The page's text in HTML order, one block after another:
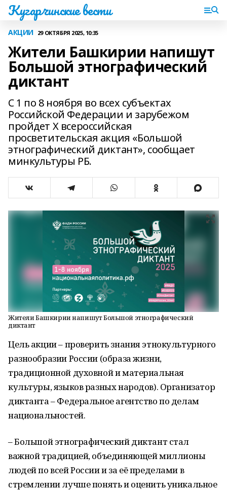
Кугарчинские вести
АКЦИИ 29 ОКТЯБРЯ 2025, 10:35
Жители Башкирии напишут
Большой этнографический
диктант
С 1 по 8 ноября во всех субъектах
Российской Федерации и зарубежом
пройдет X всероссийская
просветительская акция «Большой
этнографический диктант», сообщает
минкультуры РБ.
Жители Башкирии напишут Большой этнографический
диктант
Цель акции – проверить знания этнокультурного
разнообразии России (образа жизни,
традиционной духовной и материальная
культуры, языков разных народов). Организатор
диктанта – Федеральное агентство по делам
национальностей.
– Большой этнографический диктант стал
важной традицией, объединяющей миллионы
людей по всей России и за её пределами в
стремлении лучше понять и оценить уникальное